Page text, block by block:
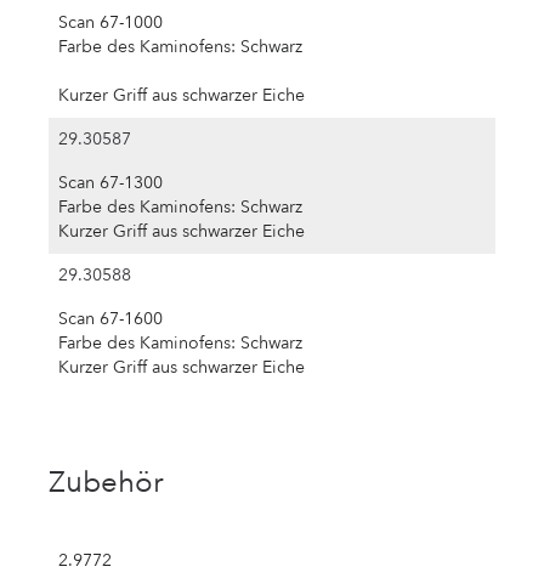
Scan 67-1000
Farbe des Kaminofens: Schwarz
Kurzer Griff aus schwarzer Eiche
29.30587
Scan 67-1300
Farbe des Kaminofens: Schwarz
Kurzer Griff aus schwarzer Eiche
29.30588
Scan 67-1600
Farbe des Kaminofens: Schwarz
Kurzer Griff aus schwarzer Eiche
Zubehör
2.9772